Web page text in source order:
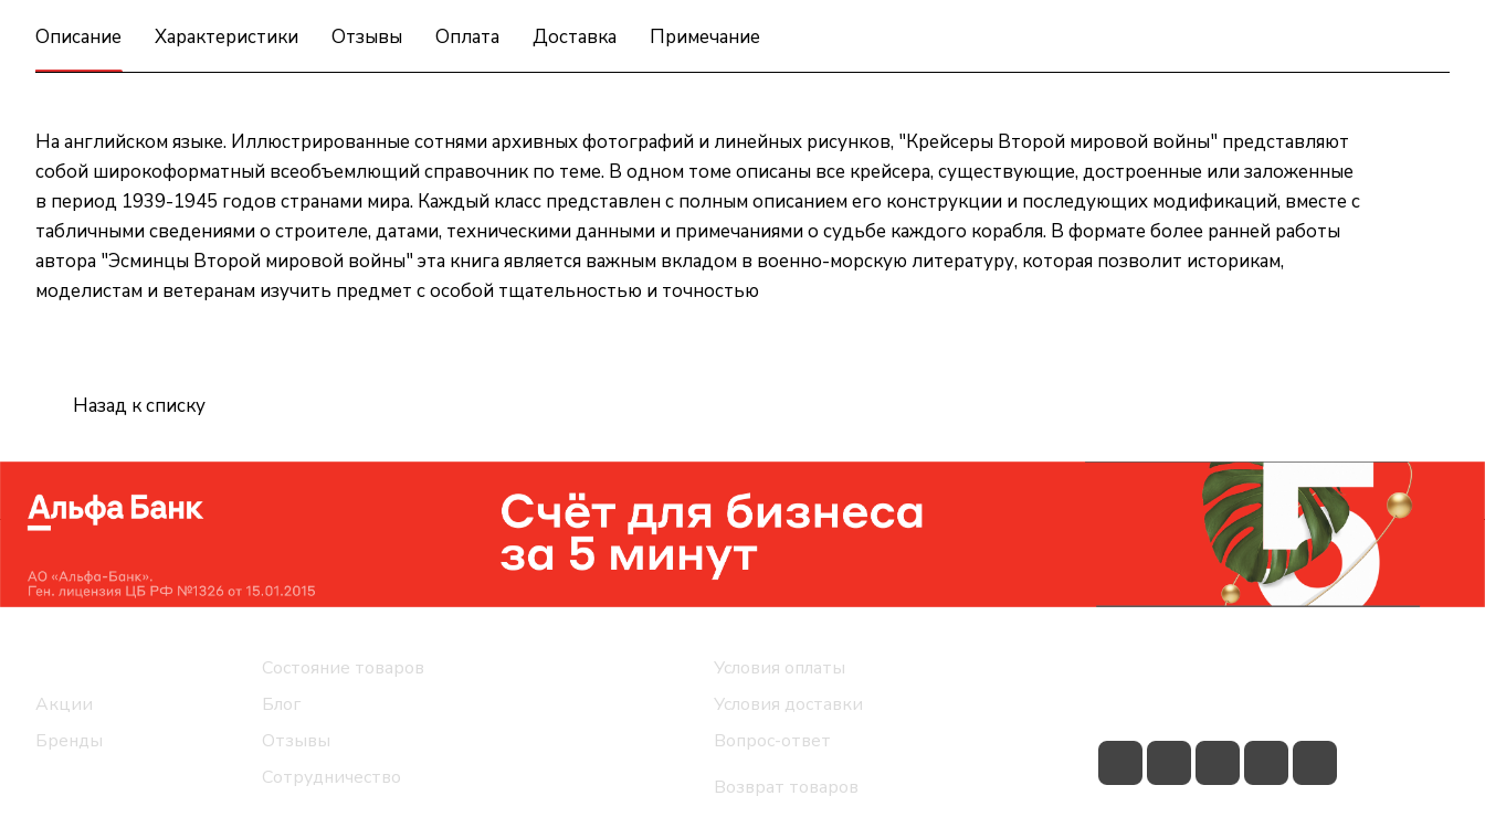
Описание Характеристики Отзывы Оплата Доставка Примечание
На английском языке. Иллюстрированные сотнями архивных фотографий и линейных рисунков, "Крейсеры Второй мировой войны" представляют
собой широкоформатный всеобъемлющий справочник по теме. В одном томе описаны все крейсера, существующие, достроенные или заложенные
в период 1939-1945 годов странами мира. Каждый класс представлен с полным описанием его конструкции и последующих модификаций, вместе с
табличными сведениями о строителе, датами, техническими данными и примечаниями о судьбе каждого корабля. В формате более ранней работы
автора "Эсминцы Второй мировой войны" эта книга является важным вкладом в военно-морскую литературу, которая позволит историкам,
моделистам и ветеранам изучить предмет с особой тщательностью и точностью
Назад к списку
Акции
Бренды
Состояние товаров
Блог
Отзывы
Сотрудничество
Условия оплаты
Условия доставки
Вопрос-ответ
Возврат товаров